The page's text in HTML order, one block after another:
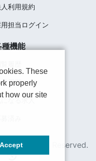
利用規約
担当ログイン
種機能
履歴
なる求人
Ltd.All Right Reserved.
These
properly
how our site
Accept